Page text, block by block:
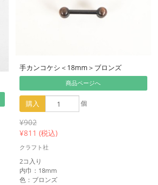
手カンコケシ＜18mm＞ブロンズ
商品ページへ
購入 個
¥902
¥811 (税込)
クラフト社
2コ入り
内巾：18mm
色：ブロンズ